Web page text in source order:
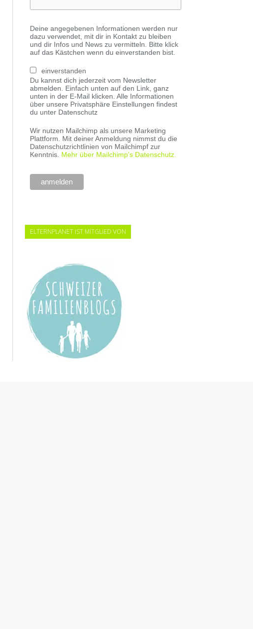
Deine angegebenen Informationen werden nur
dazu verwendet, mit dir in Kontakt zu bleiben
und dir Infos und News zu vermitteln. Bitte klick
auf das Kästchen wenn du einverstanden bist.
einverstanden
Du kannst dich jederzeit vom Newsletter
abmelden. Einfach unten auf den Link, ganz
unten in der E-Mail klicken. Alle Informationen
über unsere Privatsphäre Einstellungen findest
du unter Datenschutz
Wir nutzen Mailchimp als unsere Marketing
Plattform. Mit deiner Anmeldung nimmst du die
Datenschutzrichtlinien von Mailchimpf zur
Kenntnis. Mehr über Mailchimp's Datenschutz.
ELTERNPLANET IST MITGLIED VON